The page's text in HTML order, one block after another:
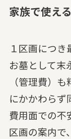
家族で使え
１区画につ
お墓として末
（管理費）
にかかわらず
費用面での不
区画の案内で